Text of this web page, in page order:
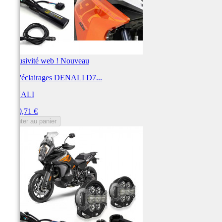
Exclusivité web ! Nouveau
Kit d'éclairages DENALI D7...
DENALI
1 550,71 €
Ajouter au panier